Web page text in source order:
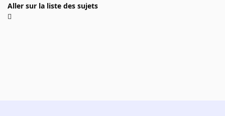
Aller sur la liste des sujets